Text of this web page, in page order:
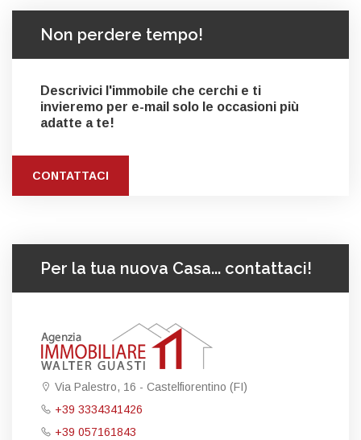
Non perdere tempo!
Descrivici l'immobile che cerchi e ti
invieremo per e-mail solo le occasioni più
adatte a te!
CONTATTACI
Per la tua nuova Casa... contattaci!
Via Palestro, 16 - Castelfiorentino (FI)
+39 3334341426
+39 057161843